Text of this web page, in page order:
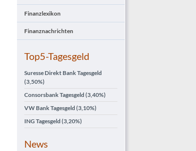
Finanzlexikon
Finanznachrichten
Top5-Tagesgeld
Suresse Direkt Bank Tagesgeld
(3,50%)
Consorsbank Tagesgeld (3,40%)
VW Bank Tagesgeld (3,10%)
ING Tagesgeld (3,20%)
News